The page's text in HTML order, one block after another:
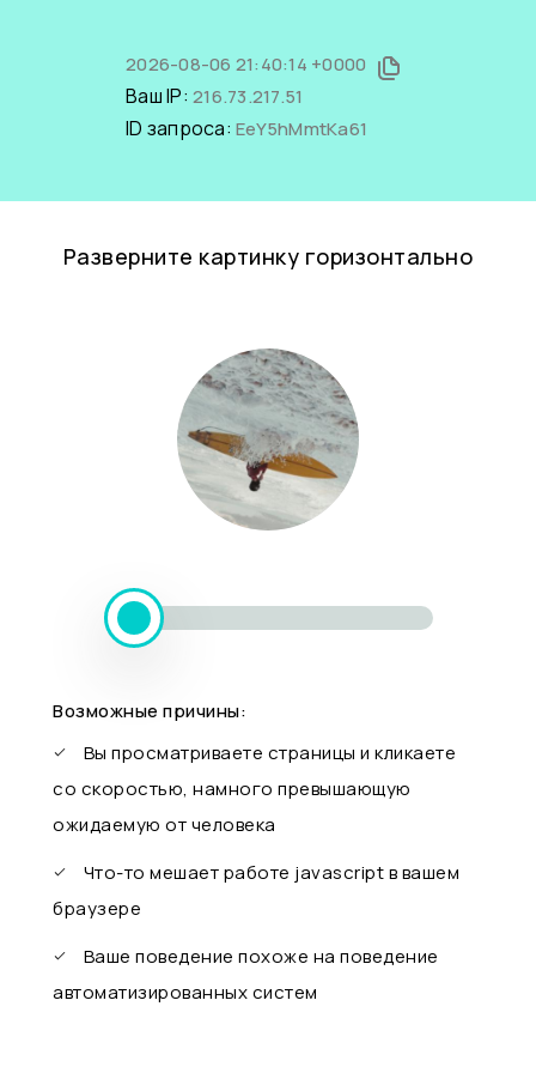
2026-08-06 21:40:14 +0000
Ваш IP: 216.73.217.51
ID запроса: EeY5hMmtKa61
Разверните картинку горизонтально
Возможные причины:
Вы просматриваете страницы и кликаете
со скоростью, намного превышающую
ожидаемую от человека
Что-то мешает работе javascript в вашем
браузере
Ваше поведение похоже на поведение
автоматизированных систем